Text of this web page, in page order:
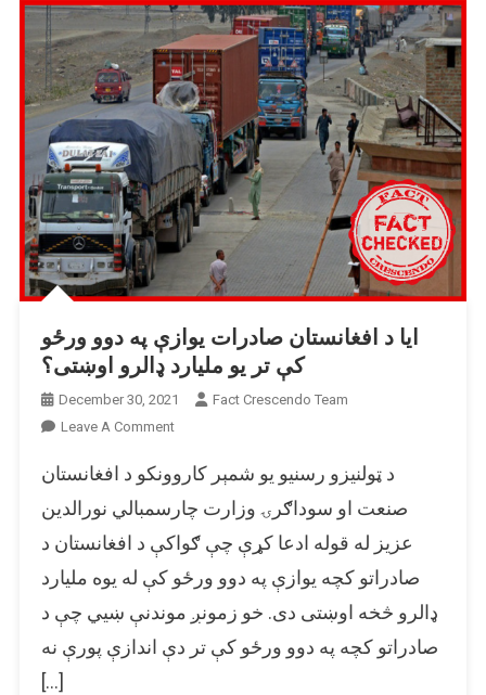
ایا د افغانستان صادرات یوازې په دوو ورځو
کې تر یو ملیارد ډالرو اوښتی؟
December 30, 2021
Fact Crescendo Team
Leave A CommentOn
د
افغانستان
صادرات
یوازې
په
ورځو
کې
د ټولنیزو رسنیو یو شمېر کاروونکو د افغانستان
صنعت او سوداګرۍ وزارت چارسمبالي نورالدین
عزیز له قوله ادعا کړې چې ګواکې د افغانستان د
صادراتو کچه یوازې په دوو ورځو کې له یوه ملیارد
ډالرو څخه اوښتی دی. خو زمونږ موندنې ښيي چې د
صادراتو کچه په دوو ورځو کې تر دې اندازې پورې نه
[…]